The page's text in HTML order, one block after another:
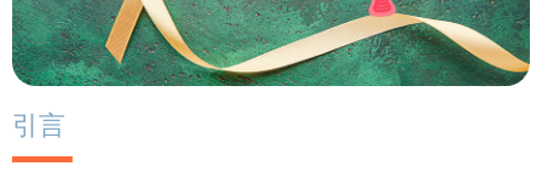
擁抱每刻，留住這愛。
輕鬆一下，充下電啦！
引言